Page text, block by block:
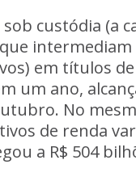
custódia (a
intermediam
em títulos de
um ano,
No
de renda
a R$ 504